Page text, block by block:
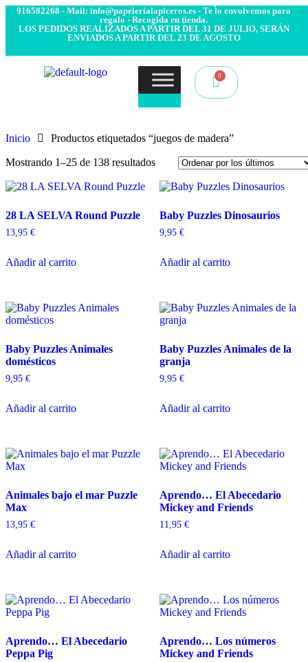
916582268 - Mail: info@papelerialapiceros.es - Te lo envolvemos para
regalo - Recogida en tienda.
LOS PEDIDOS REALIZADOS A PARTIR DEL 31 DE JULIO, SERÁN
ENVIADOS A PARTIR DEL 23 DE AGOSTO
Inicio Productos etiquetados “juegos de madera”
Mostrando 1–25 de 138 resultados
28 LA SELVA Round Puzzle
13,95 €
Añadir al carrito
Baby Puzzles Dinosaurios
9,95 €
Añadir al carrito
Baby Puzzles Animales
domésticos
9,95 €
Añadir al carrito
Baby Puzzles Animales de la
granja
9,95 €
Añadir al carrito
Animales bajo el mar Puzzle
Max
13,95 €
Añadir al carrito
Aprendo… El Abecedario
Mickey and Friends
11,95 €
Añadir al carrito
Aprendo… El Abecedario
Peppa Pig
Aprendo… Los números
Mickey and Friends